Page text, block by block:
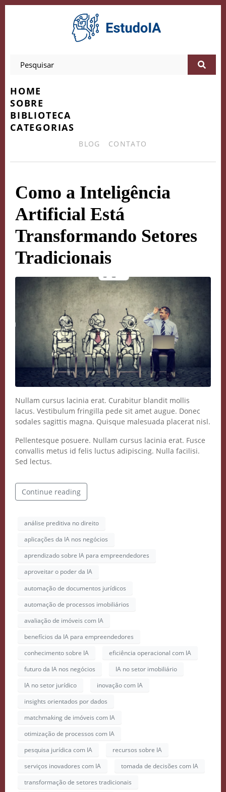
HOME
SOBRE
BIBLIOTECA
CATEGORIAS
BLOG CONTATO
Como a Inteligência
Artificial Está
Transformando Setores
Tradicionais
Nullam cursus lacinia erat. Curabitur blandit mollis
lacus. Vestibulum fringilla pede sit amet augue. Donec
sodales sagittis magna. Quisque malesuada placerat nisl.
Pellentesque posuere. Nullam cursus lacinia erat. Fusce
convallis metus id felis luctus adipiscing. Nulla facilisi.
Sed lectus.
Continue reading
análise preditiva no direito
aplicações da IA nos negócios
aprendizado sobre IA para empreendedores
aproveitar o poder da IA
automação de documentos jurídicos
automação de processos imobiliários
avaliação de imóveis com IA
benefícios da IA para empreendedores
conhecimento sobre IA
eficiência operacional com IA
futuro da IA nos negócios
IA no setor imobiliário
IA no setor jurídico
inovação com IA
insights orientados por dados
matchmaking de imóveis com IA
otimização de processos com IA
pesquisa jurídica com IA
recursos sobre IA
serviços inovadores com IA
tomada de decisões com IA
transformação de setores tradicionais
Crie seu Avatar com
Inteligência Artificial
Vidgenie
COMECE GRÁTIS